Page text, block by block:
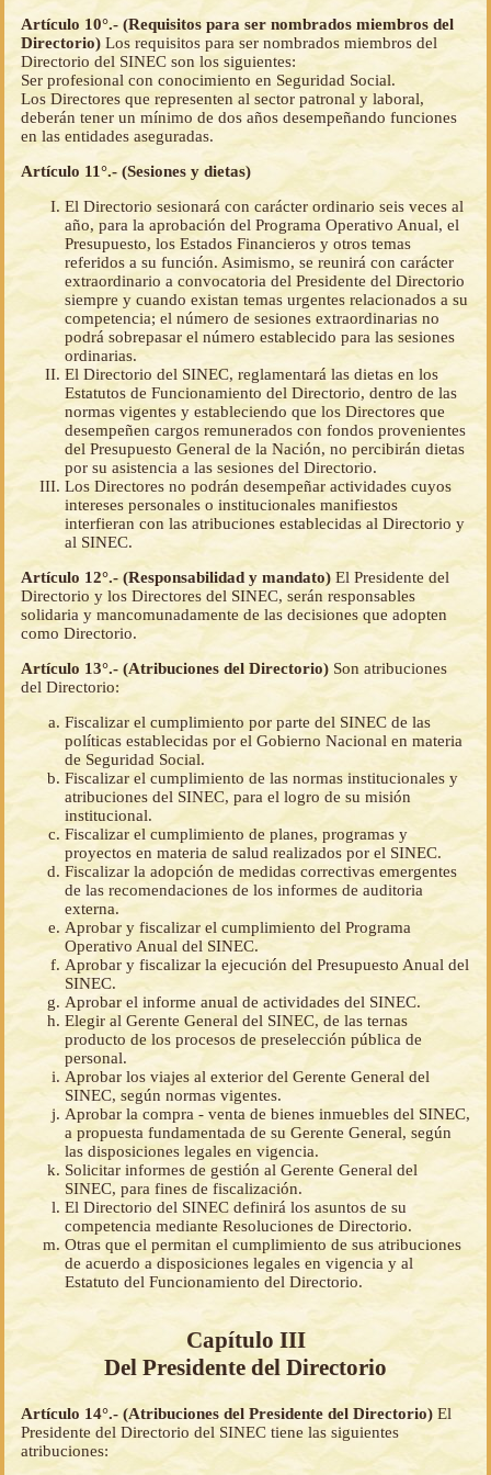
Artículo 10°.- (Requisitos para ser nombrados miembros del
Directorio) Los requisitos para ser nombrados miembros del
Directorio del SINEC son los siguientes:
Ser profesional con conocimiento en Seguridad Social.
Los Directores que representen al sector patronal y laboral,
deberán tener un mínimo de dos años desempeñando funciones
en las entidades aseguradas.
Artículo 11°.- (Sesiones y dietas)
El Directorio sesionará con carácter ordinario seis veces al
año, para la aprobación del Programa Operativo Anual, el
Presupuesto, los Estados Financieros y otros temas
referidos a su función. Asimismo, se reunirá con carácter
extraordinario a convocatoria del Presidente del Directorio
siempre y cuando existan temas urgentes relacionados a su
competencia; el número de sesiones extraordinarias no
podrá sobrepasar el número establecido para las sesiones
ordinarias.
El Directorio del SINEC, reglamentará las dietas en los
Estatutos de Funcionamiento del Directorio, dentro de las
normas vigentes y estableciendo que los Directores que
desempeñen cargos remunerados con fondos provenientes
del Presupuesto General de la Nación, no percibirán dietas
por su asistencia a las sesiones del Directorio.
Los Directores no podrán desempeñar actividades cuyos
intereses personales o institucionales manifiestos
interfieran con las atribuciones establecidas al Directorio y
al SINEC.
Artículo 12°.- (Responsabilidad y mandato) El Presidente del
Directorio y los Directores del SINEC, serán responsables
solidaria y mancomunadamente de las decisiones que adopten
como Directorio.
Artículo 13°.- (Atribuciones del Directorio) Son atribuciones
del Directorio:
Fiscalizar el cumplimiento por parte del SINEC de las
políticas establecidas por el Gobierno Nacional en materia
de Seguridad Social.
Fiscalizar el cumplimiento de las normas institucionales y
atribuciones del SINEC, para el logro de su misión
institucional.
Fiscalizar el cumplimiento de planes, programas y
proyectos en materia de salud realizados por el SINEC.
Fiscalizar la adopción de medidas correctivas emergentes
de las recomendaciones de los informes de auditoria
externa.
Aprobar y fiscalizar el cumplimiento del Programa
Operativo Anual del SINEC.
Aprobar y fiscalizar la ejecución del Presupuesto Anual del
SINEC.
Aprobar el informe anual de actividades del SINEC.
Elegir al Gerente General del SINEC, de las ternas
producto de los procesos de preselección pública de
personal.
Aprobar los viajes al exterior del Gerente General del
SINEC, según normas vigentes.
Aprobar la compra - venta de bienes inmuebles del SINEC,
a propuesta fundamentada de su Gerente General, según
las disposiciones legales en vigencia.
Solicitar informes de gestión al Gerente General del
SINEC, para fines de fiscalización.
El Directorio del SINEC definirá los asuntos de su
competencia mediante Resoluciones de Directorio.
Otras que el permitan el cumplimiento de sus atribuciones
de acuerdo a disposiciones legales en vigencia y al
Estatuto del Funcionamiento del Directorio.
Capítulo III
Del Presidente del Directorio
Artículo 14°.- (Atribuciones del Presidente del Directorio) El
Presidente del Directorio del SINEC tiene las siguientes
atribuciones: